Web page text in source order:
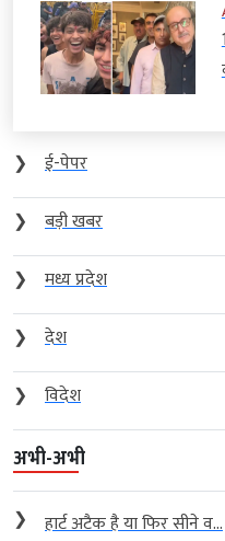
❯
ई-पेपर
❯
बड़ी खबर
❯
मध्य प्रदेश
❯
देश
❯
विदेश
अभी-अभी
❯ हार्ट अटैक है या फिर सीने व...